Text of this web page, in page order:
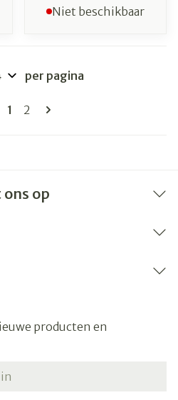
Niet beschikbaar
Pagina's
U lees momenteel pagina
1 Pagina
2
per pagina
op
producten en